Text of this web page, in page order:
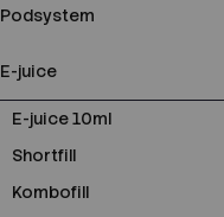
Podsystem
E-juice
E-juice 10ml
Shortfill
Kombofill